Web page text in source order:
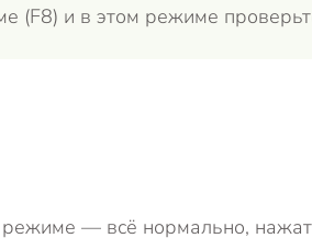
(F8) и в этом режиме
— всё нормально,